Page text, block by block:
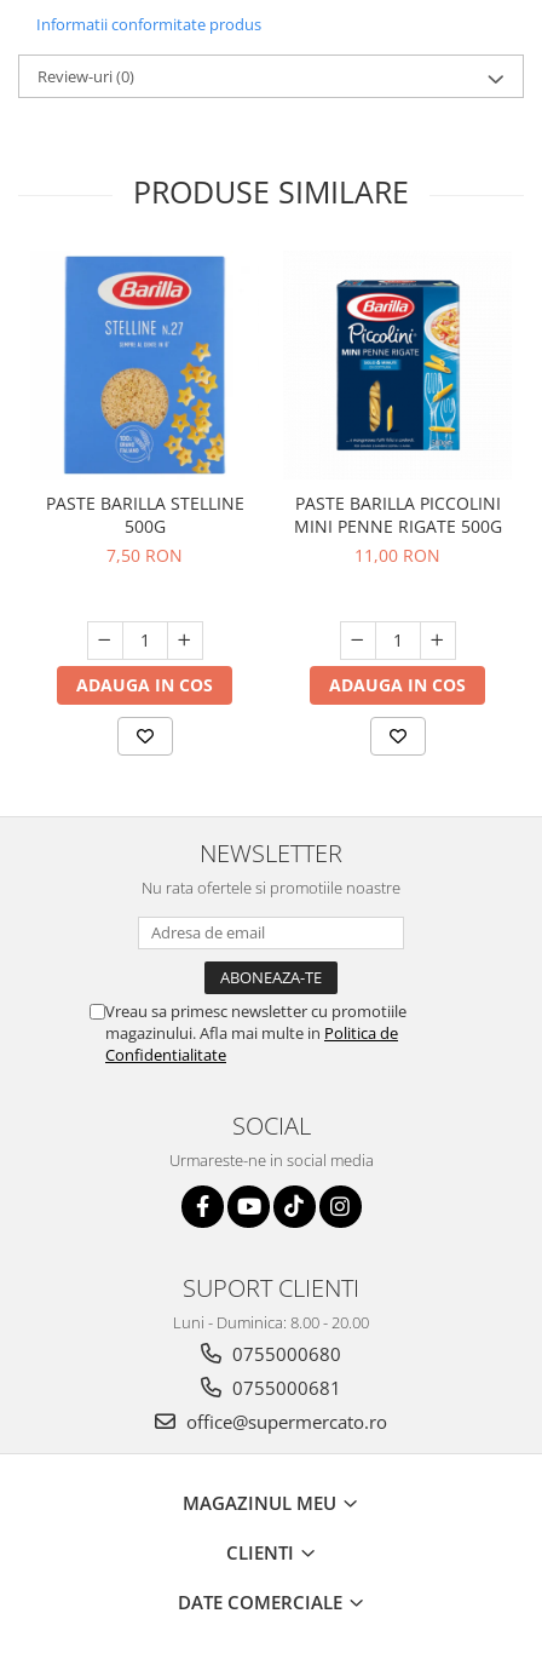
Informatii conformitate produs
Review-uri(0)
PRODUSE SIMILARE
PASTE BARILLA STELLINE
500G
7,50 RON
ADAUGA IN COS
PASTE BARILLA PICCOLINI
MINI PENNE RIGATE 500G
11,00 RON
ADAUGA IN COS
NEWSLETTER
Nu rata ofertele si promotiile noastre
Vreau sa primesc newsletter cu promotiile
magazinului. Afla mai multe in Politica de
Confidentialitate
SOCIAL
Urmareste-ne in social media
SUPORT CLIENTI
Luni - Duminica: 8.00 - 20.00
0755000680
0755000681
office@supermercato.ro
MAGAZINUL MEU
CLIENTI
DATE COMERCIALE